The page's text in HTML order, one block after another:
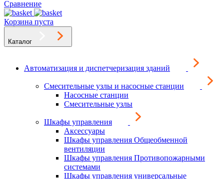
Сравнение
Корзина пуста
Каталог
Автоматизация и диспетчеризация зданий
Смесительные узлы и насосные станции
Насосные станции
Смесительные узлы
Шкафы управления
Аксессуары
Шкафы управления Общеобменной
вентиляции
Шкафы управления Противопожарными
системами
Шкафы управления универсальные